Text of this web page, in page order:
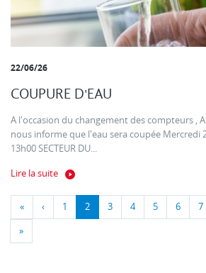
22/06/26
COUPURE D'EAU
A l'occasion du changement des compteurs ,
nous informe que l'eau sera coupée Mercredi
13h00 SECTEUR DU...
Lire la suite
« ‹ 1 2 3 4 5 6 7
»